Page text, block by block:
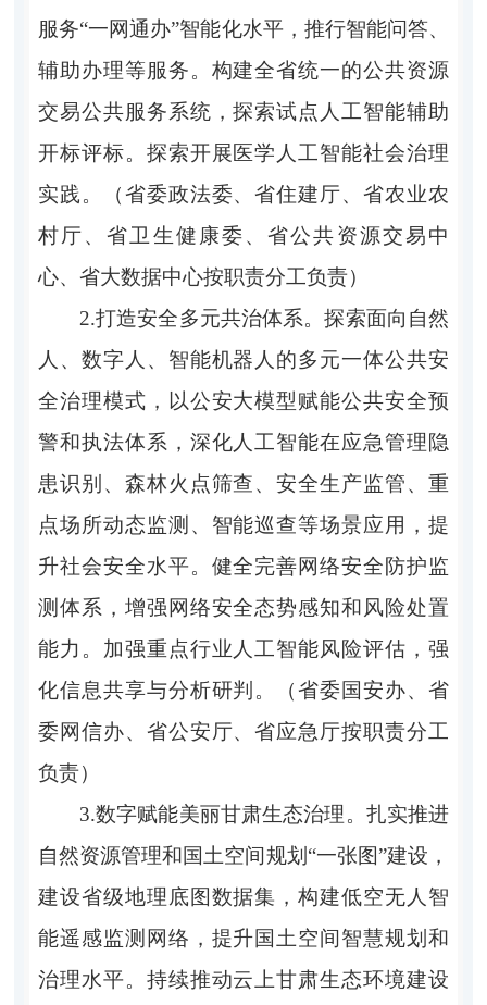
服务“一网通办”智能化水平，推行智能问答、
辅助办理等服务。构建全省统一的公共资源
交易公共服务系统，探索试点人工智能辅助
开标评标。探索开展医学人工智能社会治理
实践。（省委政法委、省住建厅、省农业农
村厅、省卫生健康委、省公共资源交易中
心、省大数据中心按职责分工负责）
2.打造安全多元共治体系。探索面向自然
人、数字人、智能机器人的多元一体公共安
全治理模式，以公安大模型赋能公共安全预
警和执法体系，深化人工智能在应急管理隐
患识别、森林火点筛查、安全生产监管、重
点场所动态监测、智能巡查等场景应用，提
升社会安全水平。健全完善网络安全防护监
测体系，增强网络安全态势感知和风险处置
能力。加强重点行业人工智能风险评估，强
化信息共享与分析研判。（省委国安办、省
委网信办、省公安厅、省应急厅按职责分工
负责）
3.数字赋能美丽甘肃生态治理。扎实推进
自然资源管理和国土空间规划“一张图”建设，
建设省级地理底图数据集，构建低空无人智
能遥感监测网络，提升国土空间智慧规划和
治理水平。持续推动云上甘肃生态环境建设